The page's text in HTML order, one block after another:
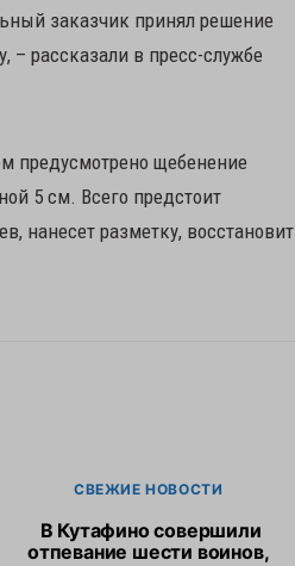
заказчик принял решение
– рассказали в пресс-службе
предусмотрено щебенение
5 см. Всего предстоит
нанесет разметку, восстановит
СВЕЖИЕ НОВОСТИ
В Кутафино совершили
отпевание шести воинов,